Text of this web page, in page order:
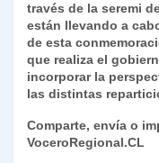
través de la seremi
están llevando a
de esta
que realiza el
incorporar la
las distintas
Comparte, envía o
VoceroRegional.CL